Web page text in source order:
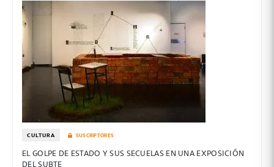
CULTURA SUSCRIPTORES
EL GOLPE DE ESTADO Y SUS SECUELAS EN UNA EXPOSICIÓN
DEL SUBTE